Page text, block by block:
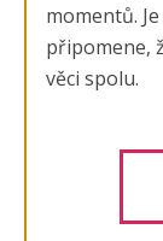
momentů.
připomene,
věci spolu.